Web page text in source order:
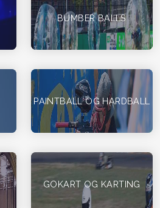
BUMBER BALLS
PAINTBALL OG HARDBALL
GOKART OG KARTING